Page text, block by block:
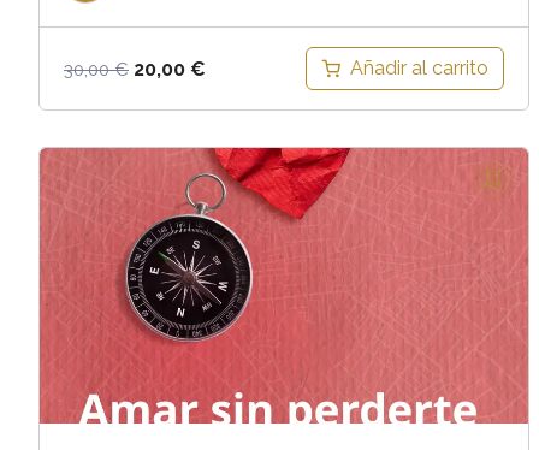
30,00€ El
30,00 €.
20,00 €
es:
20,00 €.
Añadir al carrito